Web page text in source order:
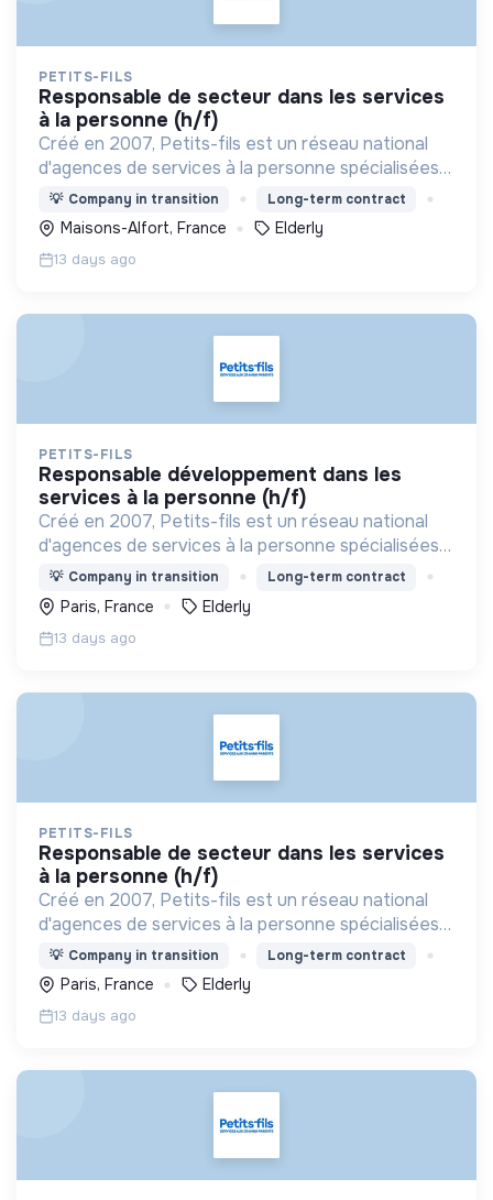
PETITS-FILS
responsable de secteur dans les services
à la personne (h/f)
Créé en 2007, Petits-fils est un réseau national
d'agences de services à la personne spécialisées
dans l'aide à domicile pour les personnes âgées.
💡 Company in transition Long-term contract
Maisons-Alfort, France Elderly
13 days ago
PETITS-FILS
responsable développement dans les
services à la personne (h/f)
Créé en 2007, Petits-fils est un réseau national
d'agences de services à la personne spécialisées
dans l'aide à domicile pour les personnes âgées.
💡 Company in transition Long-term contract
Paris, France Elderly
13 days ago
PETITS-FILS
responsable de secteur dans les services
à la personne (h/f)
Créé en 2007, Petits-fils est un réseau national
d'agences de services à la personne spécialisées
dans l'aide à domicile pour les personnes âgées.
💡 Company in transition Long-term contract
Paris, France Elderly
13 days ago